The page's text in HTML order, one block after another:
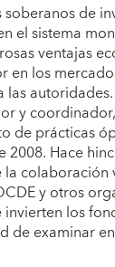
de
el sistema
ventajas
en los
y
de prácticas
2008. Hace
y otros
los
de examinar